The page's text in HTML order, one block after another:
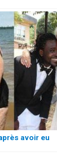
avoir eu